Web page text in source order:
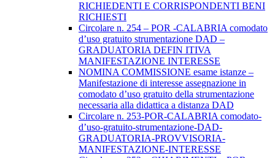
RICHIEDENTI E CORRISPONDENTI BENI
RICHIESTI
Circolare n. 254 – POR -CALABRIA comodato
d’uso gratuito strumentazione DAD –
GRADUATORIA DEFIN ITIVA
MANIFESTAZIONE INTERESSE
NOMINA COMMISSIONE esame istanze –
Manifestazione di interesse assegnazione in
comodato d’uso gratuito della strumentazione
necessaria alla didattica a distanza DAD
Circolare n. 253-POR-CALABRIA comodato-
d’uso-gratuito-strumentazione-DAD-
GRADUATORIA-PROVVISORIA-
MANIFESTAZIONE-INTERESSE